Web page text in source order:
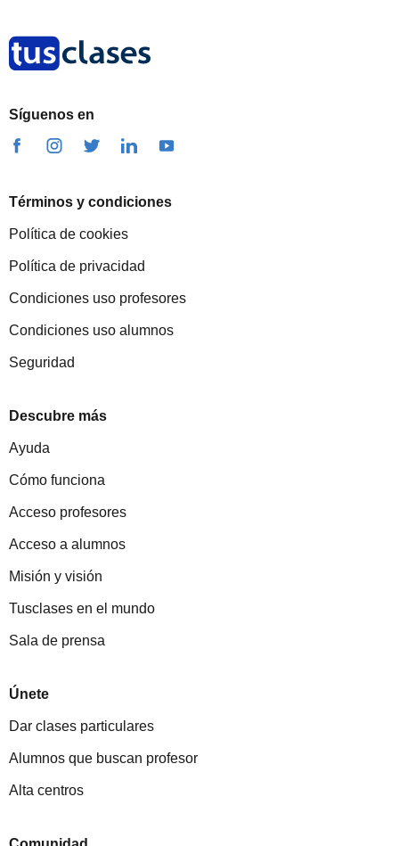
Síguenos en
Términos y condiciones
Política de cookies
Política de privacidad
Condiciones uso profesores
Condiciones uso alumnos
Seguridad
Descubre más
Ayuda
Cómo funciona
Acceso profesores
Acceso a alumnos
Misión y visión
Tusclases en el mundo
Sala de prensa
Únete
Dar clases particulares
Alumnos que buscan profesor
Alta centros